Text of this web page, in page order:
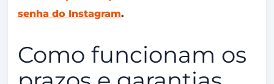
senha do Instagram.
Como funcionam os